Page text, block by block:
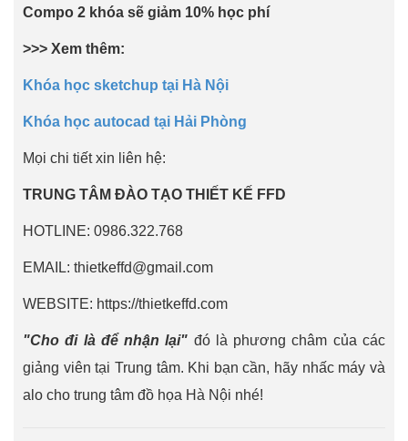
Compo 2 khóa sẽ giảm 10% học phí
>>> Xem thêm:
Khóa học sketchup tại Hà Nội
Khóa học autocad tại Hải Phòng
Mọi chi tiết xin liên hệ:
TRUNG TÂM ĐÀO TẠO THIẾT KẾ FFD
HOTLINE: 0986.322.768
EMAIL: thietkeffd@gmail.com
WEBSITE: https://thietkeffd.com
"Cho đi là để nhận lại" đó là phương châm của các
giảng viên tại Trung tâm. Khi bạn cần, hãy nhấc máy và
alo cho trung tâm đồ họa Hà Nội nhé!